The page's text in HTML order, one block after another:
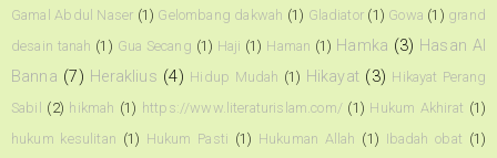
Gamal Abdul Naser (1) Gelombang dakwah (1) Gladiator (1) Gowa (1) grand
desain tanah (1) Gua Secang (1) Haji (1) Haman (1) Hamka (3) Hasan Al
Banna (7) Heraklius (4) Hidup Mudah (1) Hikayat (3) Hikayat Perang
Sabil
(2) hikmah (1) https://www.literaturislam.com/ (1) Hukum Akhirat (1)
hukum kesulitan (1) Hukum Pasti (1) Hukuman Allah (1) Ibadah obat (1)